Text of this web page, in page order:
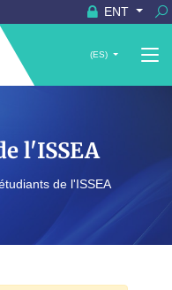
ENT
(ES)
l'ISSEA
de l'ISSEA